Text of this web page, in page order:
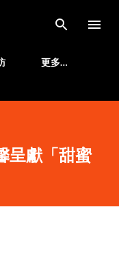
更多…
呈獻「甜蜜